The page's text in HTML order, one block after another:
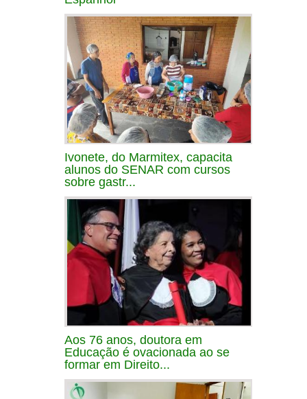
Ivonete, do Marmitex, capacita
alunos do SENAR com cursos
sobre gastr...
Aos 76 anos, doutora em
Educação é ovacionada ao se
formar em Direito...